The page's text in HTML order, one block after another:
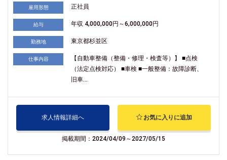
雇用形態 正社員
給与 年収 4,000,000円～6,000,000円
勤務地 東京都杉並区
仕事内容
【自動車整備（整備・修理・検査等）】 ■点検
（法定点検対応） ■車検 ■一般整備：故障診断、
旧車...
求人情報詳細へ お気に入りに追加
掲載期間：2024/04/09～2027/05/15